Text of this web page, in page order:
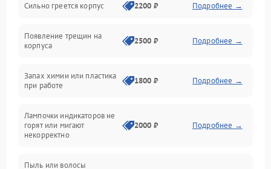
Неисправность программного обеспечения
Проблемы с сигналом
Батарея
Сильно греется корпус 2200 ₽ Подробнее →
Появление трещин на
корпуса
2500 ₽ Подробнее →
Запах химии или пластика
при работе
1800 ₽ Подробнее →
Лампочки индикаторов не
горят или мигают
некорректно
2000 ₽ Подробнее →
Пыль или волосы